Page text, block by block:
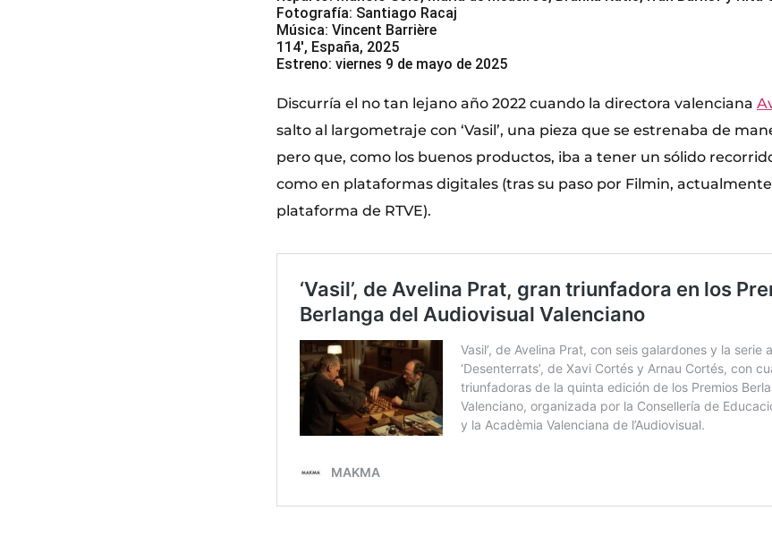
Fotografía: Santiago Racaj
Música: Vincent Barrière
114′, España, 2025
Estreno: viernes 9 de mayo de 2025
Discurría el no tan lejano año 2022 cuando la directora valenciana
salto al largometraje con ‘Vasil’, una pieza que se estrenaba de
pero que, como los buenos productos, iba a tener un sólido
como en plataformas digitales (tras su paso por Filmin,
plataforma de RTVE).